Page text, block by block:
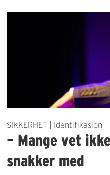
SIKKERHET | Identifikasjon
– Mange vet
snakker med